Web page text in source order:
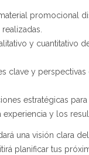
promocional
y cuantitativo
clave y
estratégicas
experiencia y los
una visión clara
planificar tus